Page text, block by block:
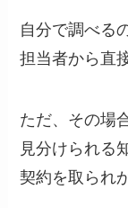
自分で調べる
担当者から直
ただ、その場
見分けられる
契約を取られ